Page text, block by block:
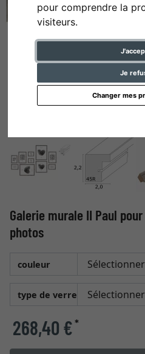
pour comprendre la
visiteurs.
Je
Changer mes
Galerie murale II Paul pour
photos
couleur
type de verre
268,40 €*